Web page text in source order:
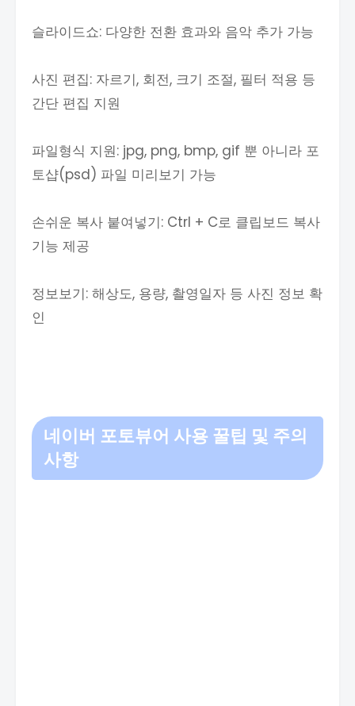
슬라이드쇼: 다양한 전환 효과와 음악 추가 가능
사진 편집: 자르기, 회전, 크기 조절, 필터 적용 등
간단 편집 지원
파일형식 지원: jpg, png, bmp, gif 뿐 아니라 포
토샵(psd) 파일 미리보기 가능
손쉬운 복사 붙여넣기: Ctrl + C로 클립보드 복사
기능 제공
정보보기: 해상도, 용량, 촬영일자 등 사진 정보 확
인
네이버 포토뷰어 사용 꿀팁 및 주의
사항